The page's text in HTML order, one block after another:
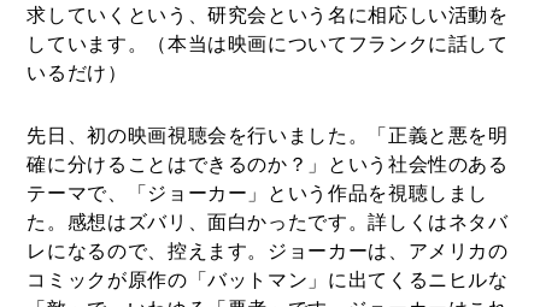
求していくという、研究会という名に相応しい活動を
しています。（本当は映画についてフランクに話して
いるだけ）
先日、初の映画視聴会を行いました。「正義と悪を明
確に分けることはできるのか？」という社会性のある
テーマで、「ジョーカー」という作品を視聴しまし
た。感想はズバリ、面白かったです。詳しくはネタバ
レになるので、控えます。ジョーカーは、アメリカの
コミックが原作の「バットマン」に出てくるニヒルな